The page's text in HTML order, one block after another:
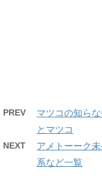
PREV
マツコの知ら
とマツコ
NEXT
アメトーーク
系など一覧